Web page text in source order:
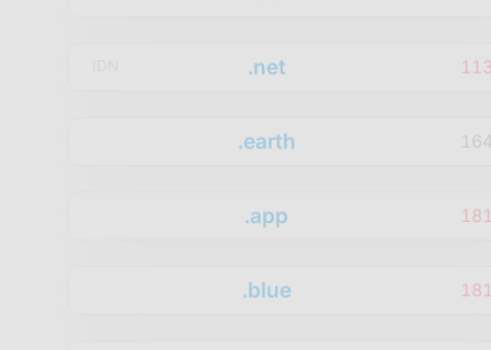
.net
.earth
.app
.blue